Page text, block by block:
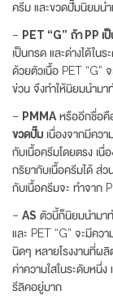
ครีม และขวดปั๊มนิยมน
– PET “G” ถ้า PP เ
เป็นกรด และด่างได้ใน
ด้วยตัวเนื้อ PET “G”
ข่วน จึงทำให้นิยมนำม
– PMMA หรืออีกชื่อคื
ขวดปั๊ม เนื่องจากมีคว
กับเนื้อครีมโดยตรง เ
กริยากับเนื้อครีมได้ ส่
กับเนื้อครีมจะ ทำจาก
– AS ตัวนี้ก็นิยมนำมาท
และ PET “G” จะมีคว
นิดๆ หลายโรงงานที่ผ
ค่าความใสในระดับหนึ่
รีลิคอยู่มาก